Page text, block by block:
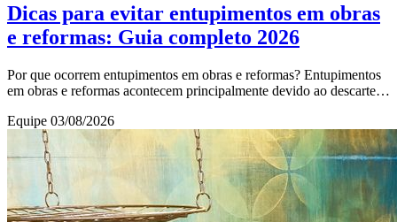
Dicas para evitar entupimentos em obras
e reformas: Guia completo 2026
Por que ocorrem entupimentos em obras e reformas? Entupimentos
em obras e reformas acontecem principalmente devido ao descarte
Equipe 03/08/2026